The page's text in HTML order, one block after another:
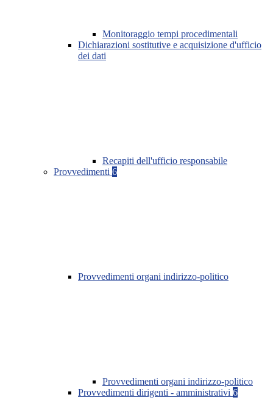
Monitoraggio tempi procedimentali
Dichiarazioni sostitutive e acquisizione d'ufficio
dei dati
Recapiti dell'ufficio responsabile
Provvedimenti 6
Provvedimenti organi indirizzo-politico
Provvedimenti organi indirizzo-politico
Provvedimenti dirigenti - amministrativi 6